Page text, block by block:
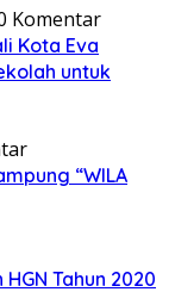
Komentar
Kota Eva
untuk
“WILA
Tahun 2020